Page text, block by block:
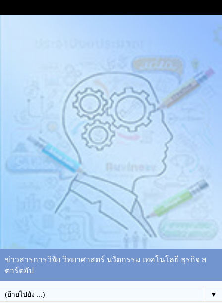
ข่าวสารการวิจัย วิทยาศาสตร์ นวัตกรรม เทคโนโลยี ธุรกิจ ส
ตาร์ตอัป
▼